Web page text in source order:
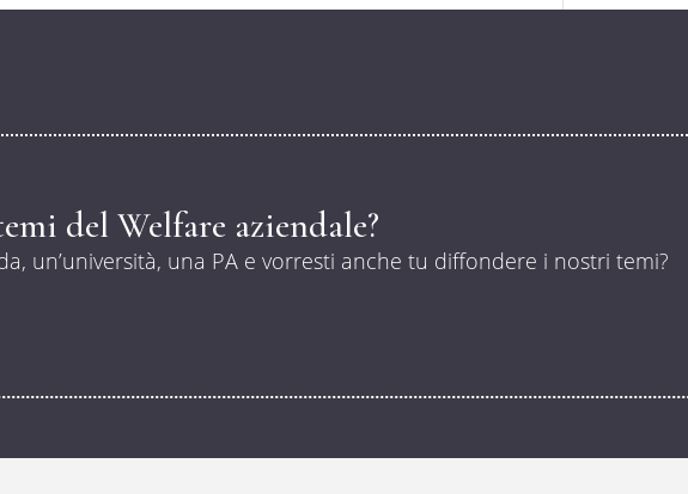
del Welfare aziendale?
un’università, una PA e vorresti anche tu diffondere i nostri temi?